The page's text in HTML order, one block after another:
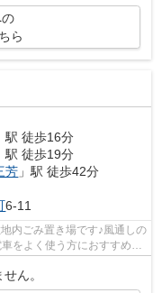
の
ら
駅 徒歩16分
駅 徒歩19分
芳 」駅 徒歩42分
6-11
内ごみ置き場です♪風通しの
をよく使う方におすすめな
ん。